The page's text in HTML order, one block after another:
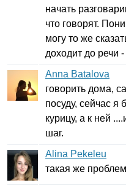
начать
что говорят.
могу то же
доходит до речи
Anna Batalova
говорить дома,
посуду, сейчас я
курицу, а к ней
шаг.
Alina Pekeleu
такая же